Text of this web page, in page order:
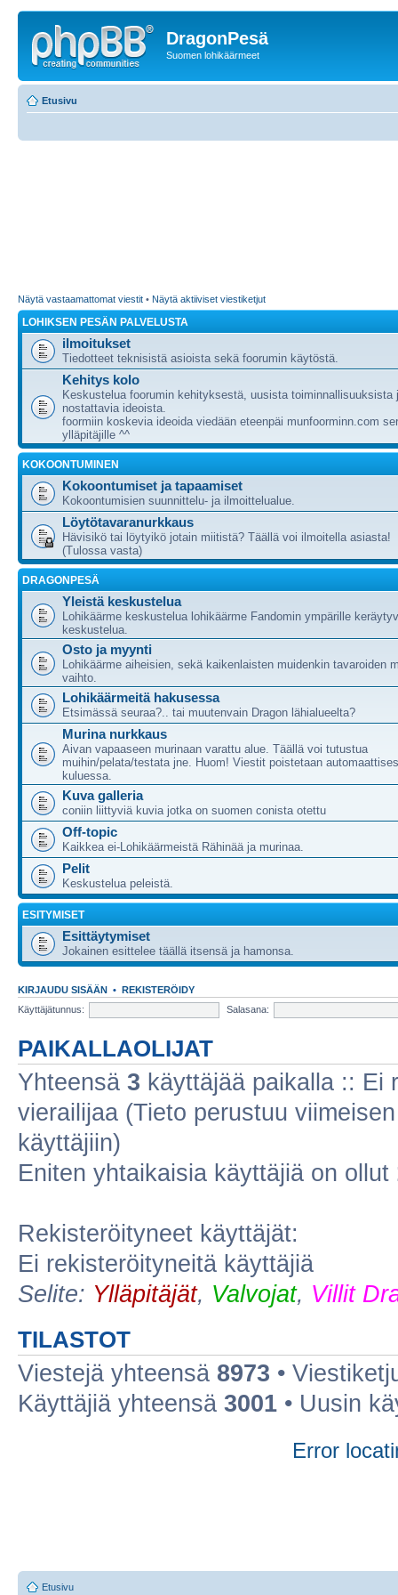
DragonPesä
Suomen lohikäärmeet
Etusivu
Näytä vastaamattomat viestit • Näytä aktiiviset viestiketjut
LOHIKSEN PESÄN PALVELUSTA
ilmoitukset
Tiedotteet teknisistä asioista sekä foorumin käytöstä.
Kehitys kolo
Keskustelua foorumin kehityksestä, uusista toiminnallisuuksista
nostattavia ideoista.
foormiin koskevia ideoida viedään eteenpäi munfoorminn.com
ylläpitäjille ^^
KOKOONTUMINEN
Kokoontumiset ja tapaamiset
Kokoontumisien suunnittelu- ja ilmoittelualue.
Löytötavaranurkkaus
Hävisikö tai löytyikö jotain miitistä? Täällä voi ilmoitella asiasta!
(Tulossa vasta)
DRAGONPESÄ
Yleistä keskustelua
Lohikäärme keskustelua lohikäärme Fandomin ympärille
keskustelua.
Osto ja myynti
Lohikäärme aiheisien, sekä kaikenlaisten muidenkin tavaroiden
vaihto.
Lohikäärmeitä hakusessa
Etsimässä seuraa?.. tai muutenvain Dragon lähialueelta?
Murina nurkkaus
Aivan vapaaseen murinaan varattu alue. Täällä voi tutustua
muihin/pelata/testata jne. Huom! Viestit poistetaan
kuluessa.
Kuva galleria
coniin liittyviä kuvia jotka on suomen conista otettu
Off-topic
Kaikkea ei-Lohikäärmeistä Rähinää ja murinaa.
Pelit
Keskustelua peleistä.
ESITYMISET
Esittäytymiset
Jokainen esittelee täällä itsensä ja hamonsa.
KIRJAUDU SISÄÄN • REKISTERÖIDY
Käyttäjätunnus:
Salasana:
PAIKALLAOLIJAT
Yhteensä 3 käyttäjää paikalla :: Ei
vierailijaa (Tieto perustuu
käyttäjiin)
Eniten yhtaikaisia käyttäjiä on ollut
Rekisteröityneet käyttäjät:
Ei rekisteröityneitä käyttäjiä
Selite: Ylläpitäjät, Valvojat, Villit
TILASTOT
Viestejä yhteensä 8973 •
Käyttäjiä yhteensä 3001 • Uusin
Error
Etusivu